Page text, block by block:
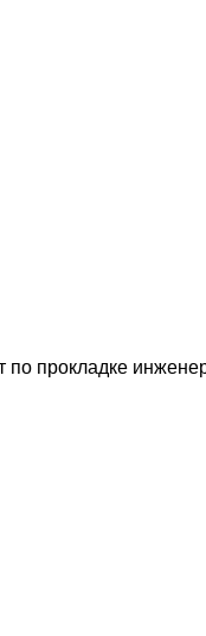
по прокладке